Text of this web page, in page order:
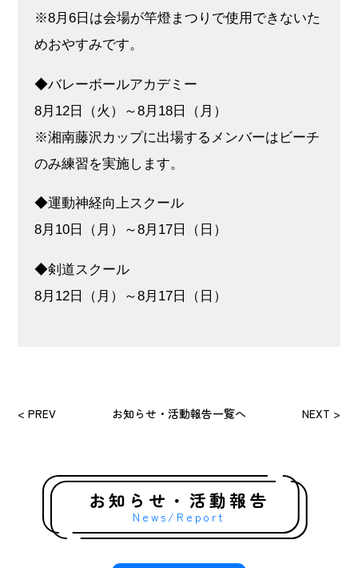
※8月6日は会場が竿燈まつりで使用できないた
めおやすみです。
◆バレーボールアカデミー
8月12日（火）～8月18日（月）
※湘南藤沢カップに出場するメンバーはビーチ
のみ練習を実施します。
◆運動神経向上スクール
8月10日（月）～8月17日（日）
◆剣道スクール
8月12日（月）～8月17日（日）
< PREV お知らせ・活動報告一覧へ NEXT >
お知らせ・活動報告
News/Report